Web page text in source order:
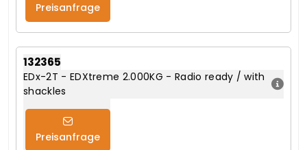
Preisanfrage
132365
EDx-2T - EDXtreme 2.000KG - Radio ready / with
shackles
Preisanfrage